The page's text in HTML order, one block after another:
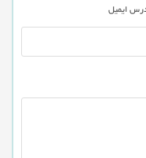
ایمیل